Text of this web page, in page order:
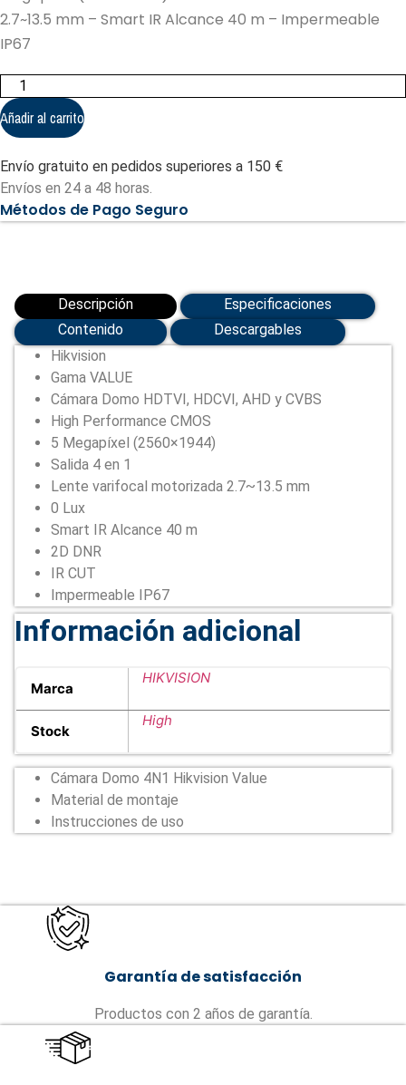
2.7~13.5 mm – Smart IR Alcance 40 m – Impermeable
IP67
Hikvision
-
Cámara
Domo
4n1
Value
(DS-
2CE79H0T-
IT3ZF(2.7-
13.5mm)
Añadir al carrito
Envío gratuito en pedidos superiores a 150 €
Envíos en 24 a 48 horas.
Métodos de Pago Seguro
Descripción
Especificaciones
Contenido
Descargables
Hikvision
Gama VALUE
Cámara Domo HDTVI, HDCVI, AHD y CVBS
High Performance CMOS
5 Megapíxel (2560×1944)
Salida 4 en 1
Lente varifocal motorizada 2.7~13.5 mm
0 Lux
Smart IR Alcance 40 m
2D DNR
IR CUT
Impermeable IP67
Información adicional
Marca
HIKVISION
Stock
High
Cámara Domo 4N1 Hikvision Value
Material de montaje
Instrucciones de uso
Garantía de satisfacción
Productos con 2 años de garantía.